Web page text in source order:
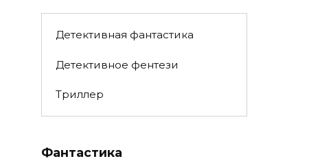
Детективная фантастика
Детективное фентези
Триллер
Фантастика